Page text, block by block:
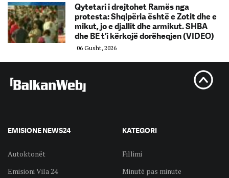
Qytetari i drejtohet Ramës nga
protesta: Shqipëria është e Zotit dhe e
mikut, jo e djallit dhe armikut. SHBA
dhe BE t’i kërkojë dorëheqjen (VIDEO)
06 Gusht, 2026
EMISIONE NEWS24
Autoktonët
Emisioni Vila 24
KATEGORI
Fillimi
Minutë pas minute